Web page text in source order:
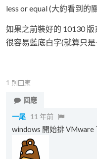
less or equal (大約看到的
如果之前裝好的 10130
很容易藍底白字(就算只
1 則回應
回應
一尾 11 年前
windows 開始排 VMware